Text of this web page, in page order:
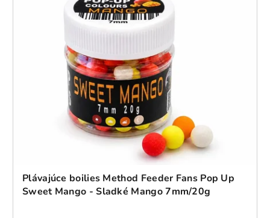
Plávajúce boilies Method Feeder Fans Pop Up
Sweet Mango - Sladké Mango 7mm/20g